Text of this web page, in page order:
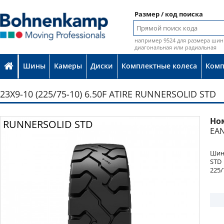
Размер / код поиска
например 9524 для размера шин
диагональная или радиальная
Шины Камеры Диски Комплектные колеса
23X9-10 (225/75-10) 6.50F ATIRE RUNNERSOLID STD
RUNNERSOLID STD
STD